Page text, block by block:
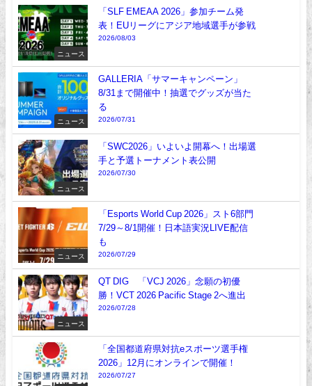
ニュース
「SLF EMEAA 2026」参加チーム発
表！EUリーグにアジア地域選手が参戦
2026/08/03
ニュース
GALLERIA「サマーキャンペーン」
8/31まで開催中！抽選でグッズが当た
る
2026/07/31
ニュース
「SWC2026」いよいよ開幕へ！出場選
手と予選トーナメント表公開
2026/07/30
ニュース
「Esports World Cup 2026」スト6部門
7/29～8/1開催！日本語実況LIVE配信
も
2026/07/29
ニュース
QT DIG∞「VCJ 2026」念願の初優
勝！VCT 2026 Pacific Stage 2へ進出
2026/07/28
「全国都道府県対抗eスポーツ選手権
2026」12月にオンラインで開催！
2026/07/27